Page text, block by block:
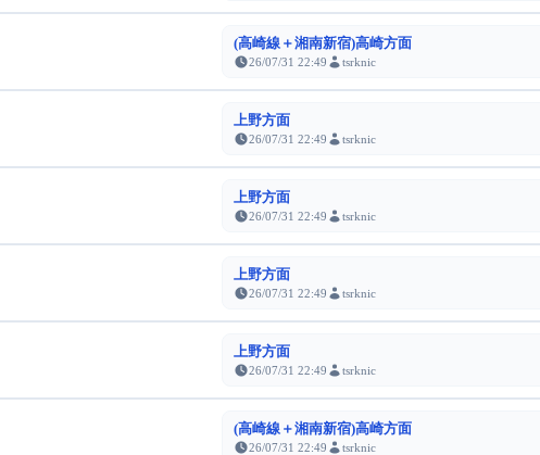
(高崎線＋湘南新宿)高崎方面
26/07/31 22:49 tsrknic
上野方面
26/07/31 22:49 tsrknic
上野方面
26/07/31 22:49 tsrknic
上野方面
26/07/31 22:49 tsrknic
上野方面
26/07/31 22:49 tsrknic
(高崎線＋湘南新宿)高崎方面
26/07/31 22:49 tsrknic